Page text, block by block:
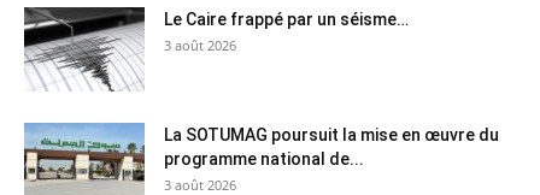
Le Caire frappé par un séisme…
3 août 2026
La SOTUMAG poursuit la mise en œuvre du
programme national de...
3 août 2026